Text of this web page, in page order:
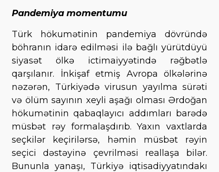
Pandemiya momentumu
Türk hökumətinin pandemiya dövründə
böhranın idarə edilməsi ilə bağlı yürütdüyü
siyasət ölkə ictimaiyyətində rəğbətlə
qarşılanır. İnkişaf etmiş Avropa ölkələrinə
nəzərən, Türkiyədə virusun yayılma sürəti
və ölüm sayının xeyli aşağı olması Ərdoğan
hökumətinin qabaqlayıcı addımları barədə
müsbət rəy formalaşdırıb. Yaxın vaxtlarda
seçkilər keçirilərsə, həmin müsbət rəyin
seçici dəstəyinə çevrilməsi reallaşa bilər.
Bununla yanaşı, Türkiyə iqtisadiyyatındakı